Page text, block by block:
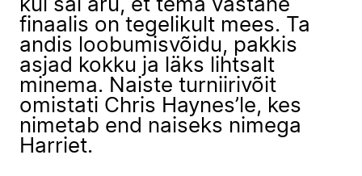
kui sai aru, et tema vastane
finaalis on tegelikult mees. Ta
andis loobumisvõidu, pakkis
asjad kokku ja läks lihtsalt
minema. Naiste turniirivõit
omistati Chris Haynes’le, kes
nimetab end naiseks nimega
Harriet.